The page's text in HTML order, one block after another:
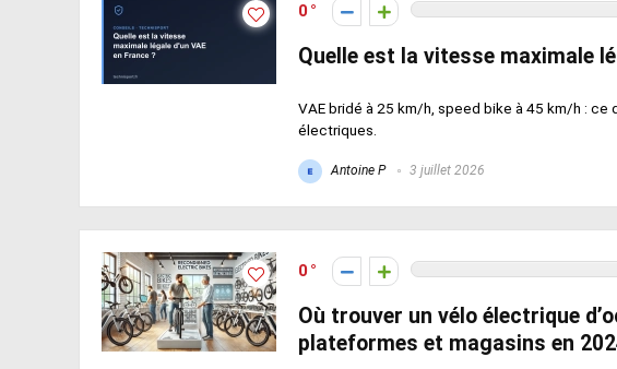
0
Quelle est la vitesse maximale
VAE bridé à 25 km/h, speed bike à 45 km/h :
électriques.
Antoine P 3 juillet 2026
0
Où trouver un vélo électrique
plateformes et magasins en